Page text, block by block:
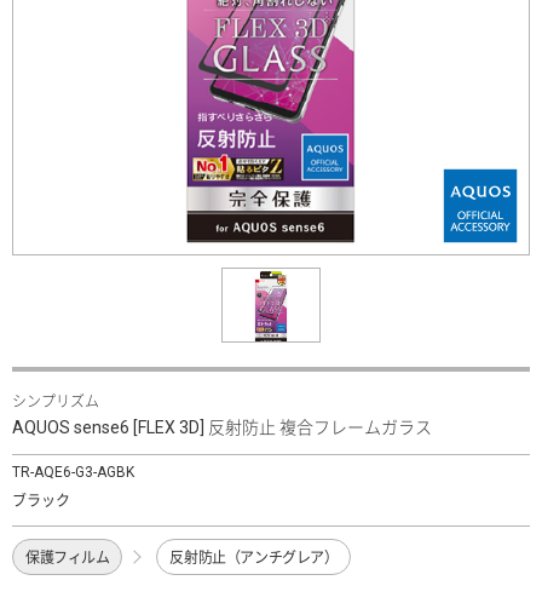
シンプリズム
AQUOS sense6 [FLEX 3D] 反射防止 複合フレームガラス
TR-AQE6-G3-AGBK
ブラック
保護フィルム 反射防止（アンチグレア）